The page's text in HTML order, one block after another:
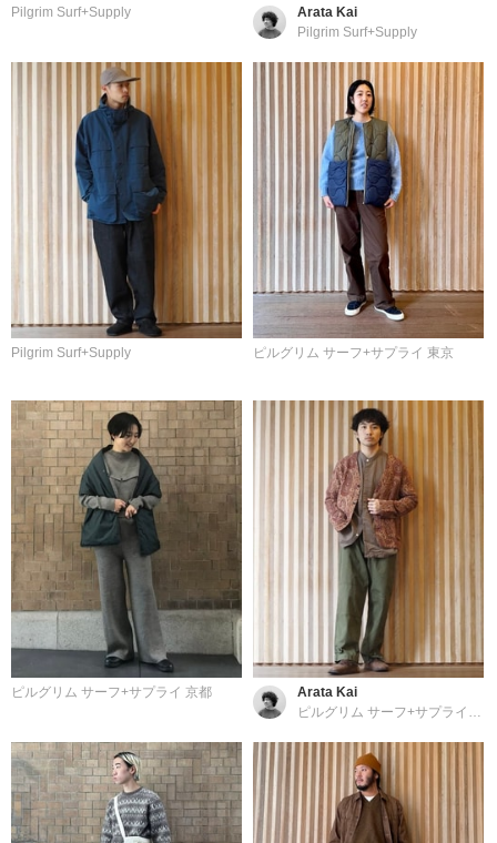
Pilgrim Surf+Supply
Arata Kai
Pilgrim Surf+Supply
Pilgrim Surf+Supply ピルグリム サーフ+サプライ 東京
ピルグリム サーフ+サプライ 京都
Arata Kai
ピルグリム サーフ+サプライ 東京